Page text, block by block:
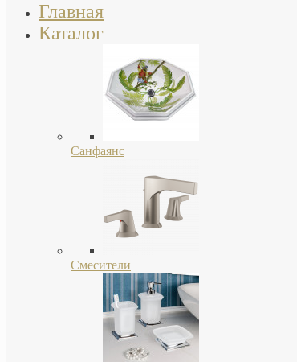
Главная
Каталог
Санфаянс
Смесители